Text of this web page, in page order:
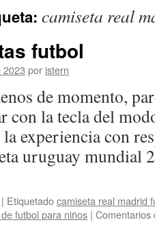
camiseta real
futbol
2023 por istern
de momento,
con la tecla del
experiencia con
uruguay mundial
| Etiquetadocamiseta real madrid
futbol para niños | Comentarios